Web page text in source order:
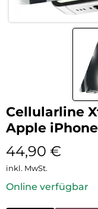
Cellularline
Apple
44,90 €
inkl. MwSt.
Online verfügbar